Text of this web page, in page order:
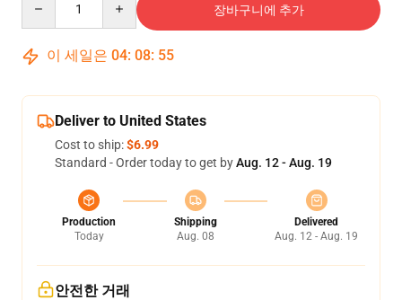
장바구니에 추가
이 세일은 04: 08: 54
Deliver to United States
Cost to ship:$6.99
Standard - Order today to get byAug. 12 - Aug. 19
Production
Today
Shipping
Aug. 08
Delivered
Aug. 12 - Aug. 19
안전한 거래